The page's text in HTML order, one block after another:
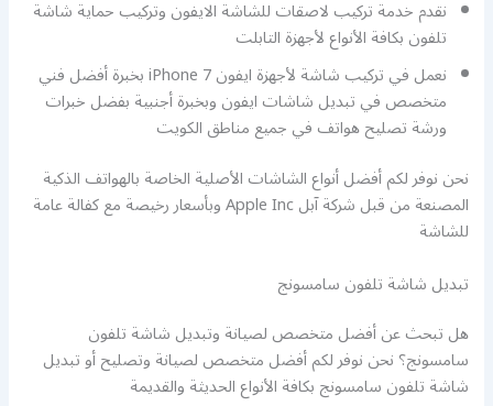
نقدم خدمة تركيب لاصقات للشاشة الايفون وتركيب حماية شاشة
تلفون بكافة الأنواع لأجهزة التابلت
نعمل في تركيب شاشة لأجهزة ايفون 7 iPhone بخبرة أفضل فني
متخصص في تبديل شاشات ايفون وبخبرة أجنبية بفضل خبرات
ورشة تصليح هواتف في جميع مناطق الكويت
نحن نوفر لكم أفضل أنواع الشاشات الأصلية الخاصة بالهواتف الذكية
المصنعة من قبل شركة آبل Apple Inc وبأسعار رخيصة مع كفالة عامة
للشاشة
تبديل شاشة تلفون سامسونج
هل تبحث عن أفضل متخصص لصيانة وتبديل شاشة تلفون
سامسونج؟ نحن نوفر لكم أفضل متخصص لصيانة وتصليح أو تبديل
شاشة تلفون سامسونج بكافة الأنواع الحديثة والقديمة